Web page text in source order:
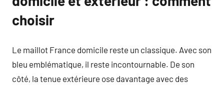
choisir
Le maillot France domicile reste un classique. Avec son
bleu emblématique, il reste incontournable. De son
côté, la tenue extérieure ose davantage avec des